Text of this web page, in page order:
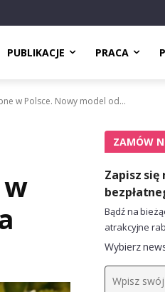
PUBLIKACJE PRACA
w Polsce. Nowy model od...
ZAMÓW
Zapisz
Bądź na
atrakcyjne
Wybierz